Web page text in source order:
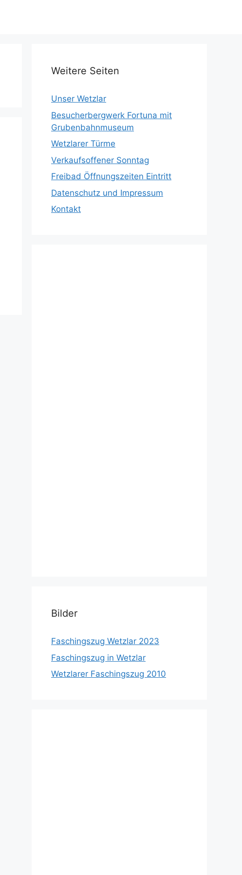
Weitere Seiten
Unser Wetzlar
Besucherbergwerk Fortuna mit
Grubenbahnmuseum
Wetzlarer Türme
Verkaufsoffener Sonntag
Freibad Öffnungszeiten Eintritt
Datenschutz und Impressum
Kontakt
Bilder
Faschingszug Wetzlar 2023
Faschingszug in Wetzlar
Wetzlarer Faschingszug 2010